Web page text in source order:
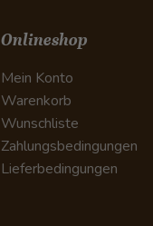
Onlineshop
Mein Konto
Warenkorb
Wunschliste
Zahlungsbedingungen
Lieferbedingungen